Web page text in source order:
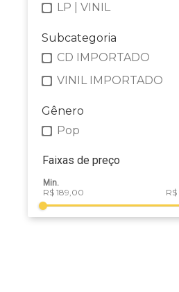
LP | VINIL
Subcategoria
CD IMPORTADO
VINIL IMPORTADO
Gênero
Pop
Faixas de preço
R$ 189,00